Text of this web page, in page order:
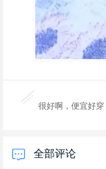
很好啊，便宜好
全部评论